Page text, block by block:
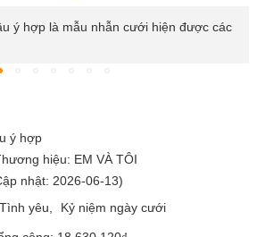
ý hợp là mẫu nhẫn cưới hiện được các
ý hợp
hiệu: EM VÀ TÔI
nhật: 2026-06-13)
Tình yêu Kỷ niệm ngày cưới